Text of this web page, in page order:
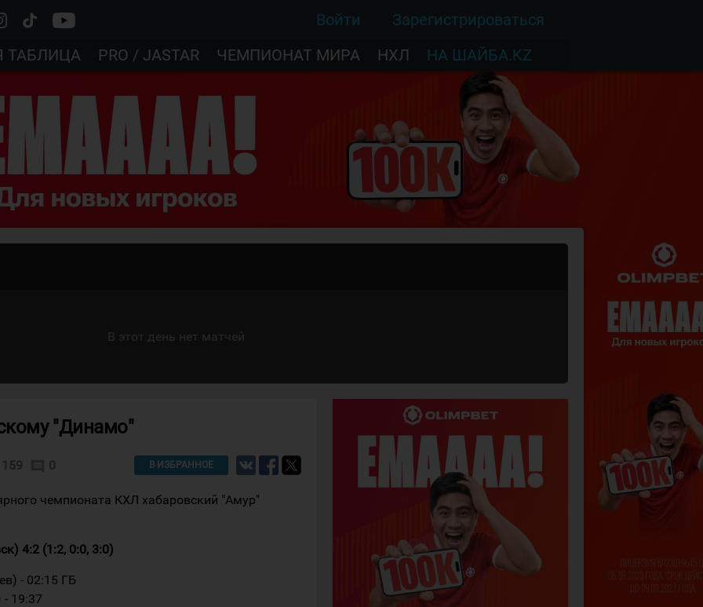
Войти
Зарегистрироваться
ТАБЛИЦА PRO / JASTAR ЧЕМПИОНАТ МИРА НХЛ НА ШАЙБА.KZ
В этот день нет матчей
"Динамо"
159 0 В ИЗБРАННОЕ
чемпионата КХЛ хабаровский "Амур"
4:2 (1:2, 0:0, 3:0)
- 02:15 ГБ
19:37